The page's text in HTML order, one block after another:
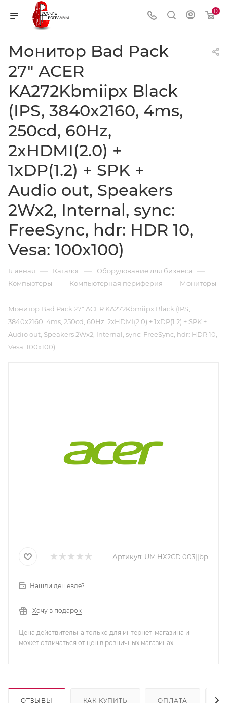
0
Монитор Bad Pack
27" ACER
KA272Kbmiipx Black
(IPS, 3840x2160, 4ms,
250cd, 60Hz,
2xHDMI(2.0) +
1xDP(1.2) + SPK +
Audio out, Speakers
2Wx2, Internal, sync:
FreeSync, hdr: HDR 10,
Vesa: 100x100)
Главная — Каталог — Оборудование для бизнеса —
Компьютеры — Компьютерная периферия — Мониторы
—
Монитор Bad Pack 27" ACER KA272Kbmiipx Black (IPS,
3840x2160, 4ms, 250cd, 60Hz, 2xHDMI(2.0) + 1xDP(1.2) + SPK +
Audio out, Speakers 2Wx2, Internal, sync: FreeSync, hdr: HDR 10,
Vesa: 100x100)
Артикул: UM.HX2CD.003||bp
Нашли дешевле?
Хочу в подарок
Цена действительна только для интернет-магазина и
может отличаться от цен в розничных магазинах
ОТЗЫВЫ КАК КУПИТЬ ОПЛАТА